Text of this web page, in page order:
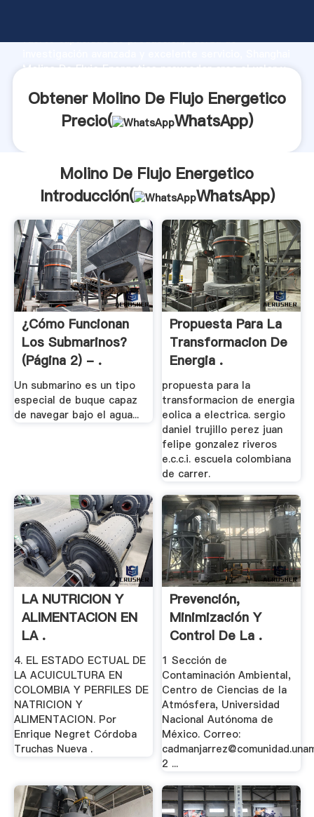
fuerte capacidad de producción, fuerza de
Molino De Flujo Energetico proveedor crea el valor y
Obtener Molino De Flujo Energetico
Precio(
WhatsApp)
Molino De Flujo Energetico
Introducción(
WhatsApp)
¿Cómo Funcionan
Los Submarinos?
(página 2) - .
Un submarino es un tipo
especial de buque capaz
de navegar bajo el agua...
Propuesta Para La
Transformacion De
Energia .
propuesta para la
transformacion de energia
eolica a electrica. sergio
daniel trujillo perez juan
felipe gonzalez riveros
e.c.c.i. escuela colombiana
de carrer.
LA NUTRICION Y
ALIMENTACION EN
LA .
4. EL ESTADO ECTUAL DE
LA ACUICULTURA EN
COLOMBIA Y PERFILES DE
NATRICION Y
ALIMENTACION. Por
Enrique Negret Córdoba
Truchas Nueva .
Prevención,
Minimización Y
Control De La .
1 Sección de
Contaminación Ambiental,
Centro de Ciencias de la
Atmósfera, Universidad
Nacional Autónoma de
México. Correo:
2 ...